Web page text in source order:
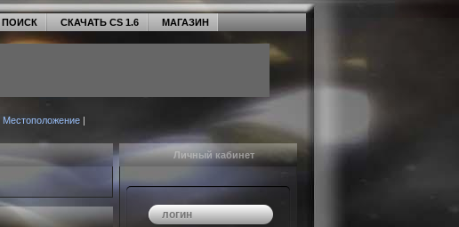
ПОИСК СКАЧАТЬ CS 1.6 МАГАЗИН
Местоположение|
Личный кабинет